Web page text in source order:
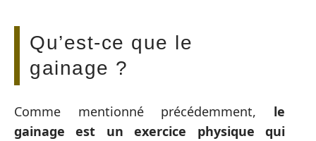
Qu’est-ce que le
gainage ?
Comme mentionné précédemment, le
gainage est un exercice physique qui